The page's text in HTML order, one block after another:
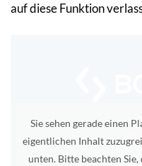
auf diese Funktion
Sie sehen gerade einen
eigentlichen Inhalt
unten. Bitte beachten